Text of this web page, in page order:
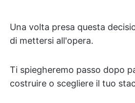
Una volta presa questa
di mettersi all'opera.
Ti spiegheremo passo dopo
costruire o scegliere il tuo